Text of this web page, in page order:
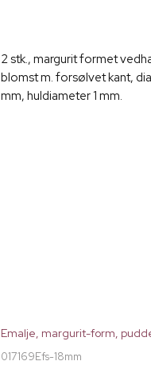
2 stk., margurit formet
blomst m. forsølvet kant,
mm, huldiameter 1 mm.
Emalje, margurit-form,
017169Efs-18mm